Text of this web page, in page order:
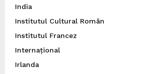
India
Institutul Cultural Român
Institutul Francez
Internațional
Irlanda